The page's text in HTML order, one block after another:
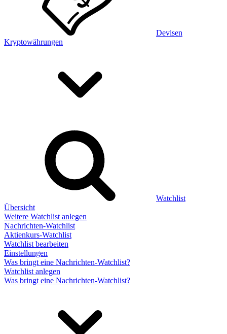
Devisen
Kryptowährungen
Watchlist
Übersicht
Weitere Watchlist anlegen
Nachrichten-Watchlist
Aktienkurs-Watchlist
Watchlist bearbeiten
Einstellungen
Was bringt eine Nachrichten-Watchlist?
Watchlist anlegen
Was bringt eine Nachrichten-Watchlist?